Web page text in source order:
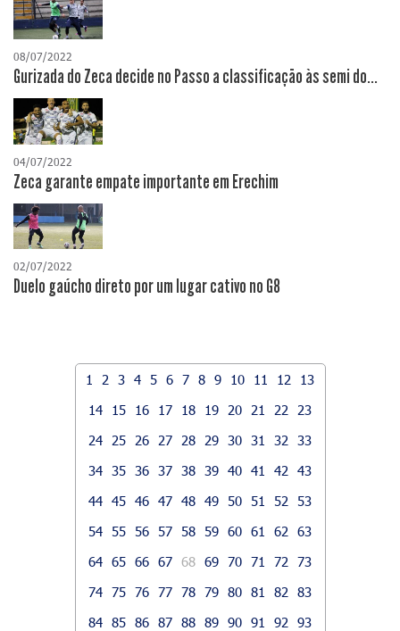
08/07/2022
Gurizada do Zeca decide no Passo a classificação às semi do...
04/07/2022
Zeca garante empate importante em Erechim
02/07/2022
Duelo gaúcho direto por um lugar cativo no G8
1 2 3 4 5 6 7 8 9 10 11 12
13
14
15 16 17 18 19 20 21 22
23
24
25 26 27 28 29 30 31 32
33
34 35 36 37 38 39 40 41 42
43
44 45 46 47 48 49 50 51 52
53
54 55 56 57 58 59 60 61 62
63
64 65 66 67 68 69 70 71 72
73
74 75 76 77 78 79 80 81 82
83
84 85 86 87 88 89 90 91 92
93